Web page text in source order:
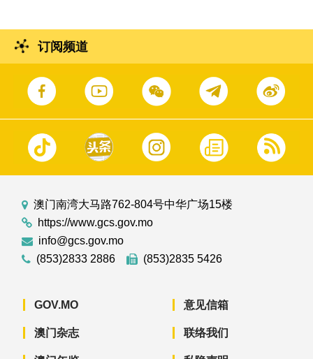
订阅频道
澳门南湾大马路762-804号中华广场15楼
https://www.gcs.gov.mo
info@gcs.gov.mo
(853)2833 2886
(853)2835 5426
GOV.MO
澳门杂志
意见信箱
联络我们